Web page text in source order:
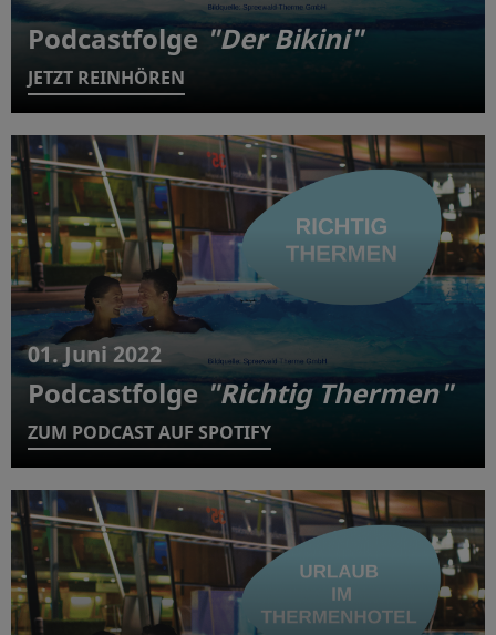
Podcastfolge "Der Bikini"
JETZT REINHÖREN
01. Juni 2022
Podcastfolge "Richtig Thermen"
ZUM PODCAST AUF SPOTIFY